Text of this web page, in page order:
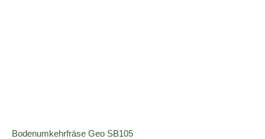
Bodenumkehrfräse Geo SB105